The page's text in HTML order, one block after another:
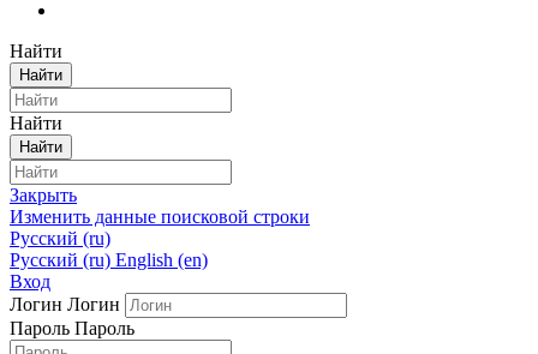
Найти
Найти
Найти
Найти
Закрыть
Изменить данные поисковой строки
Русский ‎(ru)‎
Русский ‎(ru)‎ English ‎(en)‎
Вход
Логин Логин
Пароль Пароль